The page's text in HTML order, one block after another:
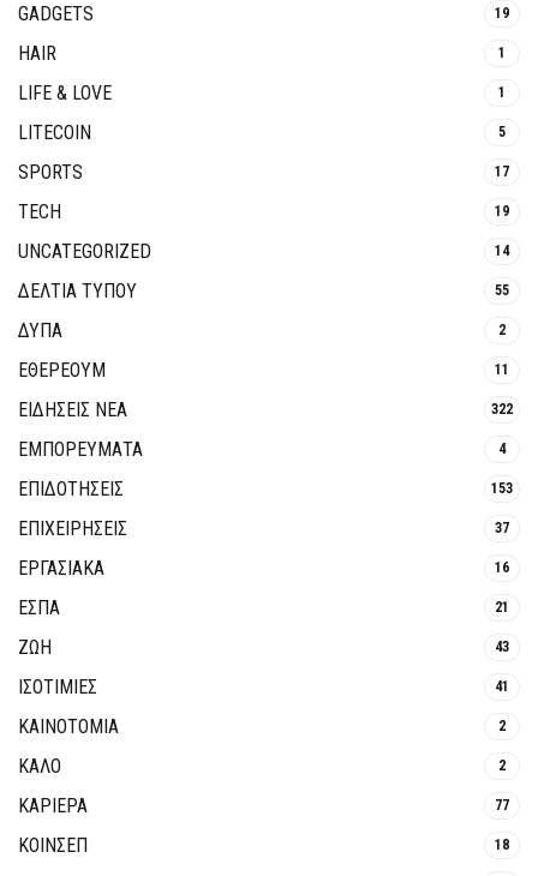
GADGETS 19
HAIR 1
LIFE & LOVE 1
LITECOIN 5
SPORTS 17
TECH 19
UNCATEGORIZED 14
ΔΕΛΤΙΑ ΤΥΠΟΥ 55
ΔΥΠΑ 2
ΕΘΈΡΕΟΥΜ 11
ΕΙΔΗΣΕΙΣ ΝΕΑ 322
ΕΜΠΟΡΕΥΜΑΤΑ 4
ΕΠΙΔΟΤΗΣΕΙΣ 153
ΕΠΙΧΕΙΡΗΣΕΙΣ 37
ΕΡΓΑΣΙΑΚΑ 16
ΕΣΠΑ 21
ΖΩΗ 43
ΙΣΟΤΙΜΙΕΣ 41
ΚΑΙΝΟΤΟΜΊΑ 2
ΚΑΛΟ 2
ΚΑΡΙΕΡΑ 77
ΚΟΙΝΣΕΠ 18